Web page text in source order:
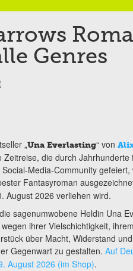
Genres
„Una Everlasting“ von
die durch
Media-Community gefeiert,
Fantasyroman
August 2026 verliehen wird.
sagenumwobene Heldin Una
ihrer Vielschichtigkeit,
über Macht, Widerstand
Gegenwart zu gestalten. Auf
August 2026 (im Shop).